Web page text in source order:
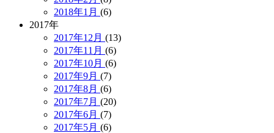
2018年1月 (6)
2017年
2017年12月 (13)
2017年11月 (6)
2017年10月 (6)
2017年9月 (7)
2017年8月 (6)
2017年7月 (20)
2017年6月 (7)
2017年5月 (6)